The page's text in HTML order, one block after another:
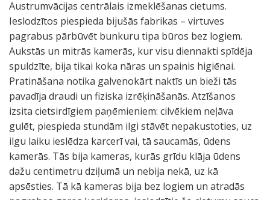
Austrumvācijas centrālais izmeklēšanas cietums.
Ieslodzītos piespieda bijušās fabrikas – virtuves
pagrabus pārbūvēt bunkuru tipa būros bez logiem.
Aukstās un mitrās kamerās, kur visu diennakti spīdēja
spuldzīte, bija tikai koka nāras un spainis higiēnai.
Pratināšana notika galvenokārt naktīs un bieži tās
pavadīja draudi un fiziska izrēķināšanās. Atzīšanos
izsita cietsirdīgiem paņēmieniem: cilvēkiem neļāva
gulēt, piespieda stundām ilgi stāvēt nepakustoties, uz
ilgu laiku ieslēdza karcerī vai, tā saucamās, ūdens
kamerās. Tās bija kameras, kurās grīdu klāja ūdens
dažu centimetru dziļumā un nebija nekā, uz kā
apsēsties. Tā kā kameras bija bez logiem un atradās